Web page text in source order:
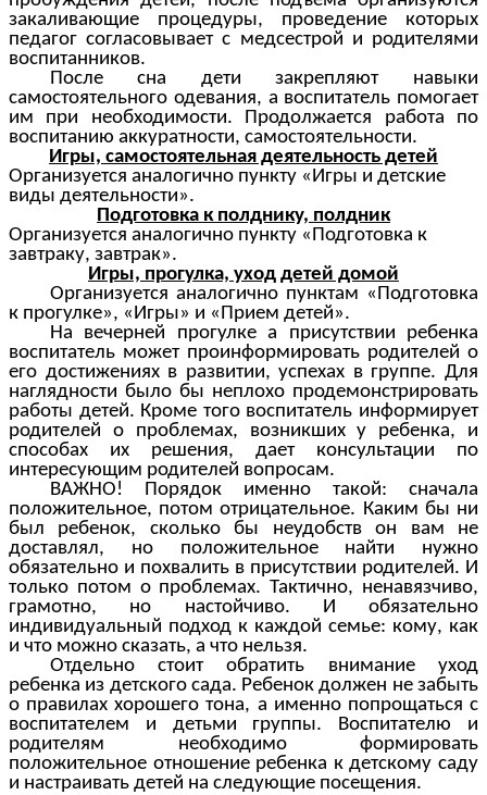
закаливающие процедуры, проведение которых
педагог согласовывает с медсестрой и родителями
воспитанников.
После сна дети закрепляют навыки
самостоятельного одевания, а воспитатель помогает
им при необходимости. Продолжается работа по
воспитанию аккуратности, самостоятельности.
Игры, самостоятельная деятельность детей
Организуется аналогично пункту «Игры и детские
виды деятельности».
Подготовка к полднику, полдник
Организуется аналогично пункту «Подготовка к
завтраку, завтрак».
Игры, прогулка, уход детей домой
Организуется аналогично пунктам «Подготовка
к прогулке», «Игры» и «Прием детей».
На вечерней прогулке а присутствии ребенка
воспитатель может проинформировать родителей о
его достижениях в развитии, успехах в группе. Для
наглядности было бы неплохо продемонстрировать
работы детей. Кроме того воспитатель информирует
родителей о проблемах, возникших у ребенка, и
способах их решения, дает консультации по
интересующим родителей вопросам.
ВАЖНО! Порядок именно такой: сначала
положительное, потом отрицательное. Каким бы ни
был ребенок, сколько бы неудобств он вам не
доставлял, но положительное найти нужно
обязательно и похвалить в присутствии родителей. И
только потом о проблемах. Тактично, ненавязчиво,
грамотно, но настойчиво. И обязательно
индивидуальный подход к каждой семье: кому, как
и что можно сказать, а что нельзя.
Отдельно стоит обратить внимание уход
ребенка из детского сада. Ребенок должен не забыть
о правилах хорошего тона, а именно попрощаться с
воспитателем и детьми группы. Воспитателю и
родителям необходимо формировать
положительное отношение ребенка к детскому саду
и настраивать детей на следующие посещения.